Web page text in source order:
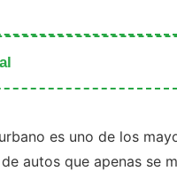
es uno de los
autos que apenas se